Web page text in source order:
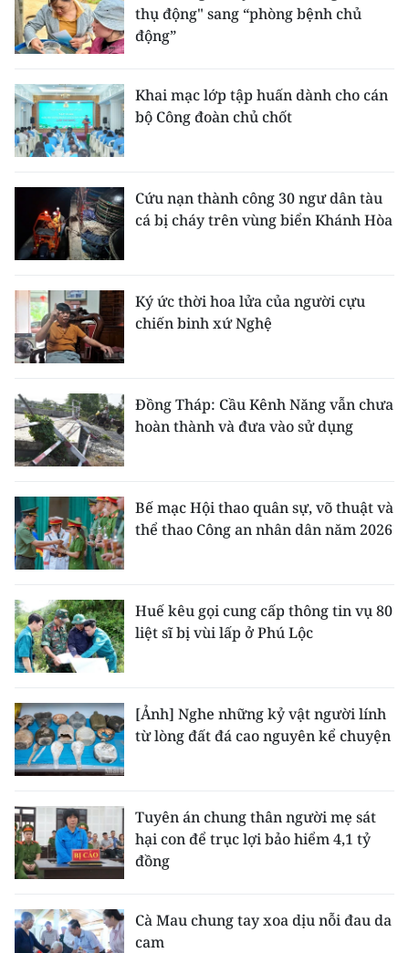
thụ động" sang “phòng bệnh chủ
động”
Khai mạc lớp tập huấn dành cho cán
bộ Công đoàn chủ chốt
Cứu nạn thành công 30 ngư dân tàu
cá bị cháy trên vùng biển Khánh Hòa
Ký ức thời hoa lửa của người cựu
chiến binh xứ Nghệ
Đồng Tháp: Cầu Kênh Năng vẫn chưa
hoàn thành và đưa vào sử dụng
Bế mạc Hội thao quân sự, võ thuật và
thể thao Công an nhân dân năm 2026
Huế kêu gọi cung cấp thông tin vụ 80
liệt sĩ bị vùi lấp ở Phú Lộc
[Ảnh] Nghe những kỷ vật người lính
từ lòng đất đá cao nguyên kể chuyện
Tuyên án chung thân người mẹ sát
hại con để trục lợi bảo hiểm 4,1 tỷ
đồng
Cà Mau chung tay xoa dịu nỗi đau da
cam